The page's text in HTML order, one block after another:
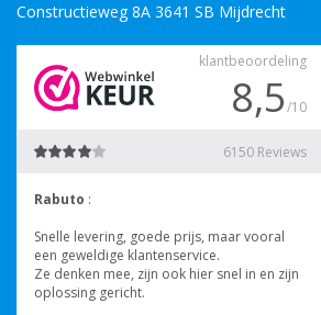
Constructieweg 8A 3641 SB Mijdrecht